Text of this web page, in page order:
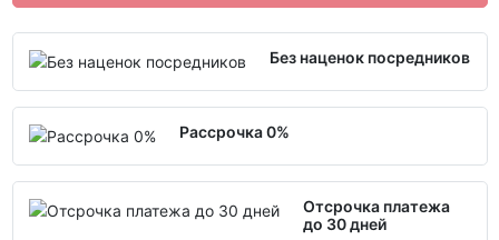
Без наценок посредников
Рассрочка 0%
Отсрочка платежа
до 30 дней